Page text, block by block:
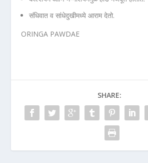
संधिवात व सांधेदुखीमध्ये आराम देतो.
ORINGA PAWDAE
SHARE: